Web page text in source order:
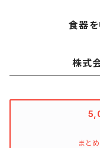
食器を
株式
まと